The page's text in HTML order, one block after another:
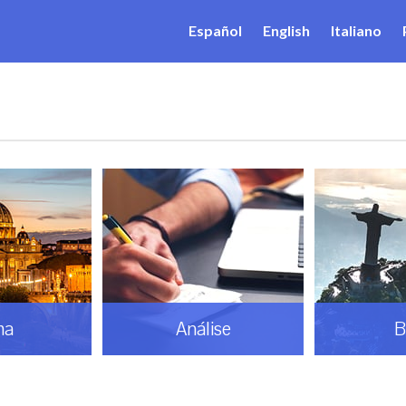
Español English Italiano
Análise